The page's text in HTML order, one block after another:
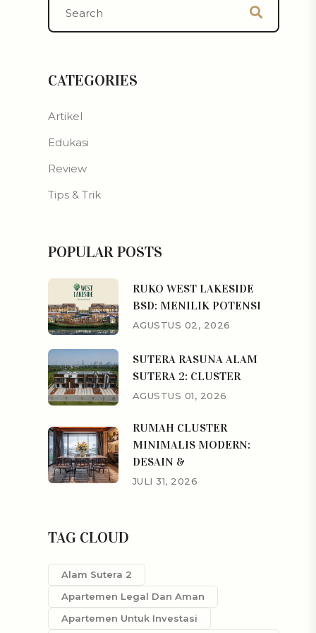
CATEGORIES
Artikel
Edukasi
Review
Tips & Trik
POPULAR POSTS
RUKO WEST LAKESIDE
BSD: MENILIK POTENSI
AGUSTUS 02, 2026
SUTERA RASUNA ALAM
SUTERA 2: CLUSTER
AGUSTUS 01, 2026
RUMAH CLUSTER
MINIMALIS MODERN:
DESAIN &
JULI 31, 2026
TAG CLOUD
Alam Sutera 2
Apartemen Legal Dan Aman
Apartemen Untuk Investasi